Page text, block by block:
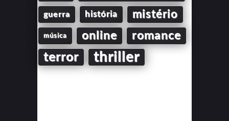
guerra história mistério
música online romance
terror thriller